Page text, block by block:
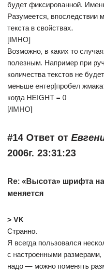
будет фиксированной.
Разумеется, впоследствии
текста в свойствах.
[IMHO]
Возможно, в каких то
полезным. Например при
количества текстов не
меньше ентер|пробел
когда HEIGHT = 0
[/IMHO]
#14 Ответ от
2006г. 23:31:23
Re: «Высота» шрифта
меняется
> VK
Странно.
Я всегда пользовался
с настроенными
надо — можно поменять